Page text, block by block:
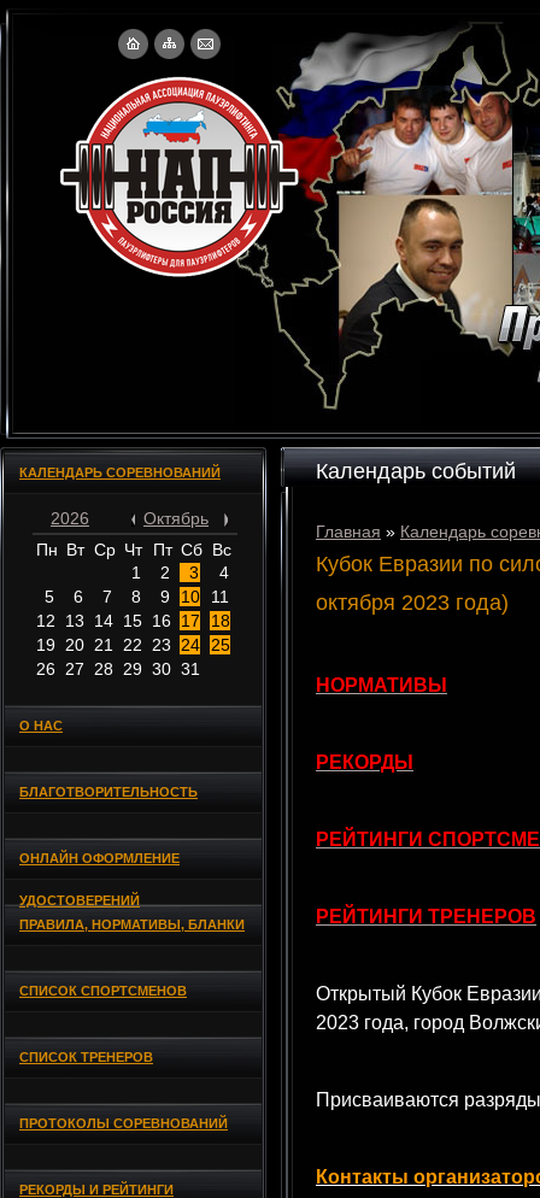
КАЛЕНДАРЬ СОРЕВНОВАНИЙ
2026
Октябрь
Пн Вт Ср Чт Пт Сб Вс
1
2 3
4
5
6 7 8 9 10
11
12
13 14 15 16 17
18
19 20 21 22 23 24
25
26 27 28 29 30 31
О НАС
БЛАГОТВОРИТЕЛЬНОСТЬ
ОНЛАЙН ОФОРМЛЕНИЕ
УДОСТОВЕРЕНИЙ
ПРАВИЛА, НОРМАТИВЫ, БЛАНКИ
СПИСОК СПОРТСМЕНОВ
СПИСОК ТРЕНЕРОВ
ПРОТОКОЛЫ СОРЕВНОВАНИЙ
РЕКОРДЫ И РЕЙТИНГИ
Календарь событий
Главная » Календарь
Кубок Евразии по
октября 2023 года)
НОРМАТИВЫ
РЕКОРДЫ
РЕЙТИНГИ
РЕЙТИНГИ ТРЕНЕРОВ
Открытый Кубок
2023 года, город
Присваиваются
Контакты